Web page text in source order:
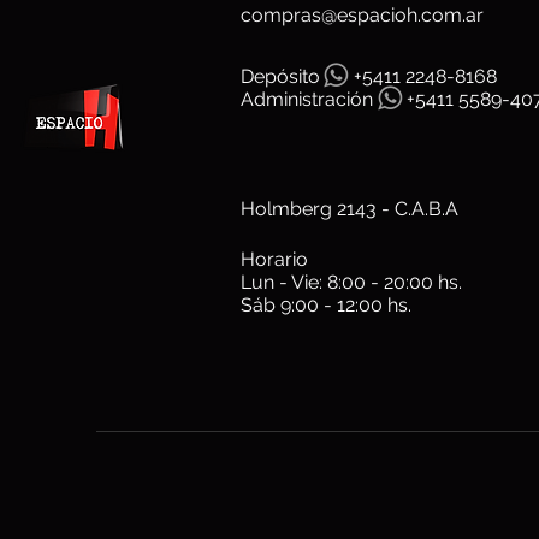
compras@espacioh.com.ar
Depósito
+5411 2248-8168
Administración
+5411 5589-
Holmberg 2143 - C.A.B.A
Horario
Lun - Vie: 8:00 - 20:00 hs.
Sáb 9:00 - 12:00 hs.